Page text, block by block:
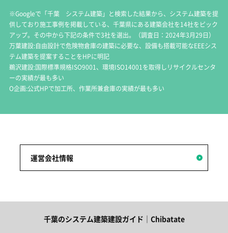
※Googleで「千葉 システム建築」と検索した結果から、システム建築を提
供しており施工事例を掲載している、千葉県にある建築会社を14社をピック
アップ。その中から下記の条件で3社を選出。（調査日：2024年3月29日）
万葉建設:自由設計で危険物倉庫の建築に必要な、設備も搭載可能なEEEシス
テム建築を提案することをHPに明記
鵜沢建設:国際標準規格ISO9001、環境ISO14001を取得しリサイクルセンタ
ーの実績が最も多い
O企画:公式HPで加工所、作業所兼倉庫の実績が最も多い
運営会社情報
千葉のシステム建築建設ガイド｜Chibatate